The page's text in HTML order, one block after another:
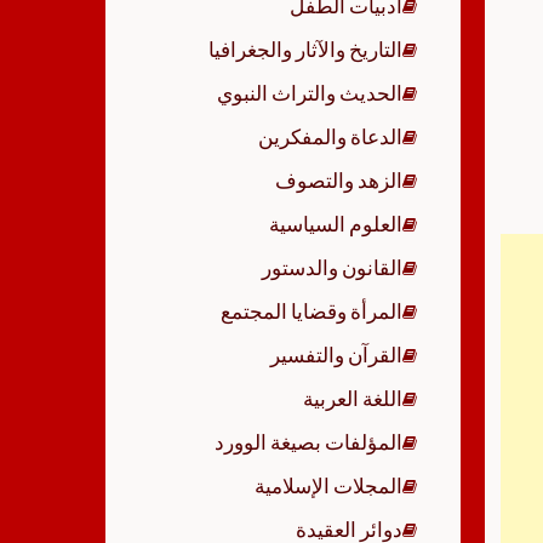
أدبيات الطفل
التاريخ والآثار والجغرافيا
الحديث والتراث النبوي
الدعاة والمفكرين
الزهد والتصوف
العلوم السياسية
القانون والدستور
المرأة وقضايا المجتمع
القرآن والتفسير
اللغة العربية
المؤلفات بصيغة الوورد
المجلات الإسلامية
دوائر العقيدة